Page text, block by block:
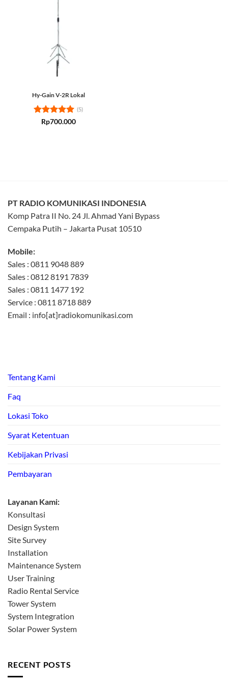
Hy-Gain V-2R Lokal
Rated5
(5)
Rp700.000
PT RADIO KOMUNIKASI INDONESIA
Komp Patra II No. 24 Jl. Ahmad Yani Bypass
Cempaka Putih – Jakarta Pusat 10510
Mobile:
Sales : 0811 9048 889
Sales : 0812 8191 7839
Sales : 0811 1477 192
Service : 0811 8718 889
Email : info[at]radiokomunikasi.com
Tentang Kami
Faq
Lokasi Toko
Syarat Ketentuan
Kebijakan Privasi
Pembayaran
Layanan Kami:
Konsultasi
Design System
Site Survey
Installation
Maintenance System
User Training
Radio Rental Service
Tower System
System Integration
Solar Power System
RECENT POSTS